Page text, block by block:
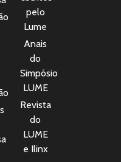
pelo
Lume
Anais
do
Simpósio
LUME
Revista
do
LUME
e Ilinx